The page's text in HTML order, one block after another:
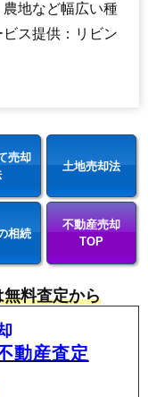
地など幅広い種
ス提供：リビン
売却
土地売却法
相続
不動産売却
TOP
料査定から
動産査定